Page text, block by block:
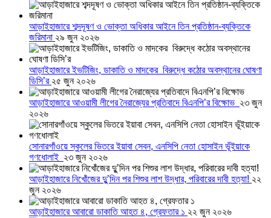
আড়াইহাজারে শব্দদূষণ ও ভোক্তা অধিকার আইনে তিন প্রতিষ্ঠান-ব্যক্তিকে
জরিমানা ২৯ জুন ২০২৬
আড়াইহাজারে ইভটিজিং, ডাকাতি ও মাদকের বিরুদ্ধে কঠোর অবস্থানের ঘোষণা
ডিসি’র ২৫ জুন ২০২৬
আড়াইহাজারে আওয়ামী লীগের নৈরাজ্যের প্রতিবাদে বিএনপি’র বিক্ষোভ ২৩ জুন
২০২৬
সোনারগাঁওয়ে স্কুলের ভিতরে ইয়াবা সেবন, এনসিপি নেতা হোসাইন ভূঁইয়াকে
গণধোলাই ২৩ জুন ২০২৬
আড়াইহাজারে নিখোঁজের দুু’দিন পর শিশুর লাশ উদ্ধার, পরিবারের দাবী হত্যা! ২২
জুন ২০২৬
আড়াইহাজারে আবারো ডাকাতি আহত ৪, গ্রেফতার ১ ২২ জুন ২০২৬